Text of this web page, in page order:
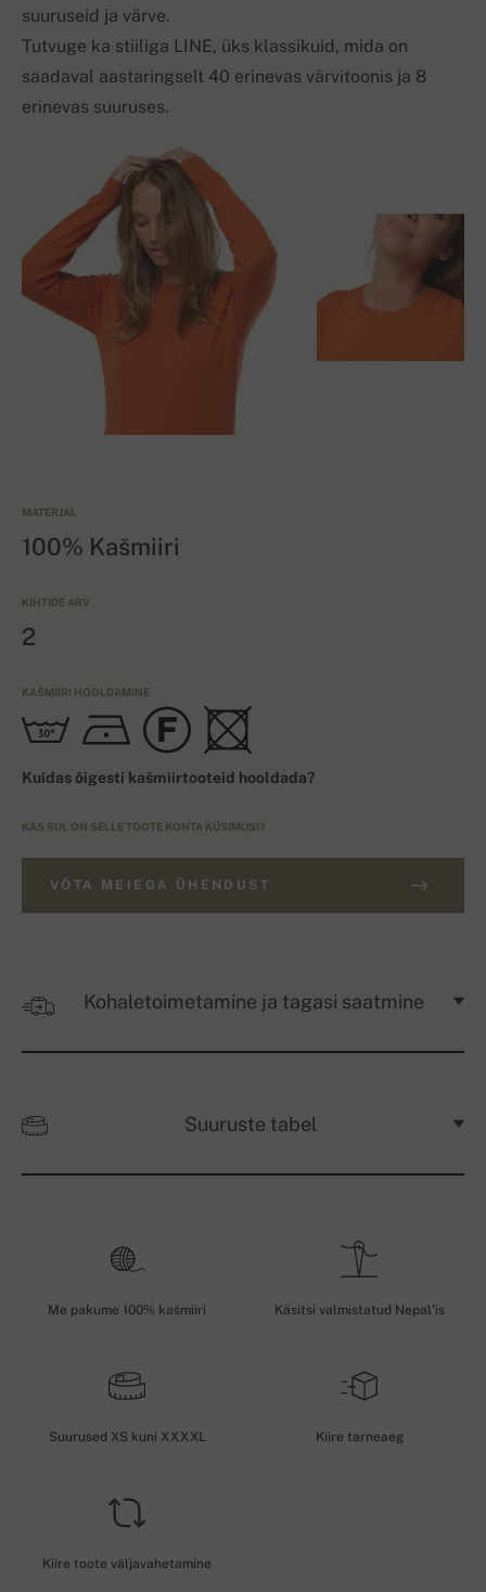
suuruseid ja värve.
Tutvuge ka stiiliga LINE, üks klassikuid, mida on
saadaval aastaringselt 40 erinevas värvitoonis ja 8
erinevas suuruses.
MATERJAL
100% Kašmiiri
KIHTIDE ARV
2
KAŠMIIRI HOOLDAMINE
Kuidas õigesti kašmiirtooteid hooldada?
KAS SUL ON SELLE TOOTE KOHTA KÜSIMUSI?
VÕTA MEIEGA ÜHENDUST
Kohaletoimetamine ja tagasi saatmine
Suuruste tabel
Me pakume 100% kašmiiri Käsitsi valmistatud Nepal'is
Suurused XS kuni XXXXL Kiire tarneaeg
Kiire toote väljavahetamine